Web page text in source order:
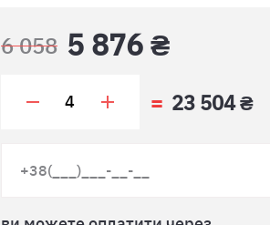
6 058 5 876 ₴
23 504 ₴